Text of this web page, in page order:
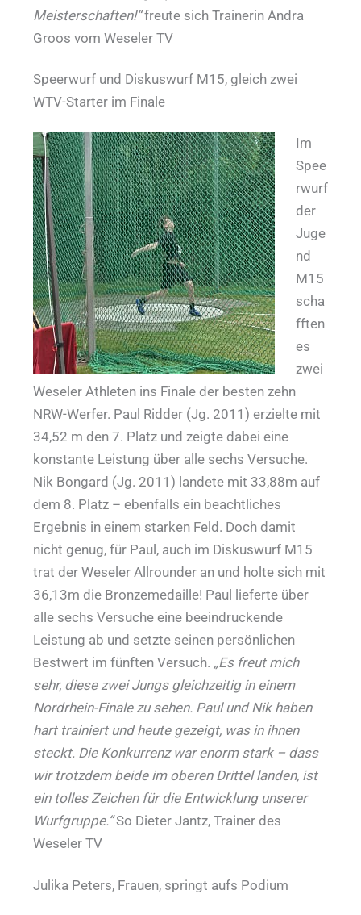
Meisterschaften!“freute sich Trainerin Andra
Groos vom Weseler TV
Speerwurf und Diskuswurf M15, gleich zwei
WTV-Starter im Finale
Im
Spee
rwurf
der
Juge
nd
M15
scha
fften
es
zwei
Weseler Athleten ins Finale der besten zehn
NRW-Werfer. Paul Ridder (Jg. 2011) erzielte mit
34,52 m den 7. Platz und zeigte dabei eine
konstante Leistung über alle sechs Versuche.
Nik Bongard (Jg. 2011) landete mit 33,88m auf
dem 8. Platz – ebenfalls ein beachtliches
Ergebnis in einem starken Feld. Doch damit
nicht genug, für Paul, auch im Diskuswurf M15
trat der Weseler Allrounder an und holte sich mit
36,13m die Bronzemedaille! Paul lieferte über
alle sechs Versuche eine beeindruckende
Leistung ab und setzte seinen persönlichen
Bestwert im fünften Versuch. „Es freut mich
sehr, diese zwei Jungs gleichzeitig in einem
Nordrhein-Finale zu sehen. Paul und Nik haben
hart trainiert und heute gezeigt, was in ihnen
steckt. Die Konkurrenz war enorm stark – dass
wir trotzdem beide im oberen Drittel landen, ist
ein tolles Zeichen für die Entwicklung unserer
Wurfgruppe.“So Dieter Jantz, Trainer des
Weseler TV
Julika Peters, Frauen, springt aufs Podium